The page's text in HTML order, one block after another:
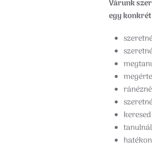
Várunk
egy